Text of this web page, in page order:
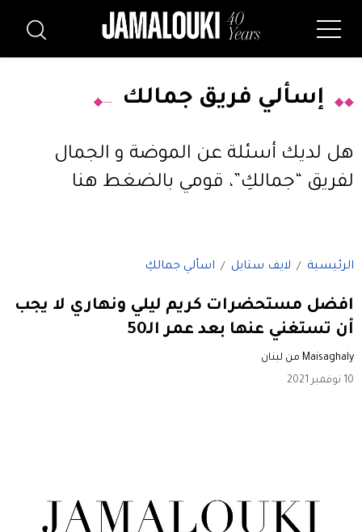
إسألي فريق جمالك
هل لديك أسئلة عن الموضة و الجمال
لفريق “جمالكِ”، قومي بالضغط هنا
الرئيسية لايف ستايل اسألي جمالكِ
افضل مستحضرات كريم ليلي ونهاري لا يجب
أن تستغني عنها بعد عمر الـ50
Maisaghaly من لبنان
10 نوفمبر 2021